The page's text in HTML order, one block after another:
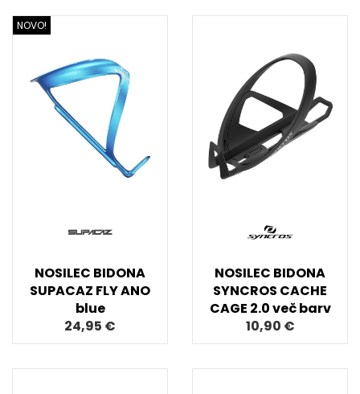
NOVO!
NOSILEC BIDONA
SUPACAZ FLY ANO
blue
24,95 €
NOSILEC BIDONA
SYNCROS CACHE
CAGE 2.0 več barv
10,90 €